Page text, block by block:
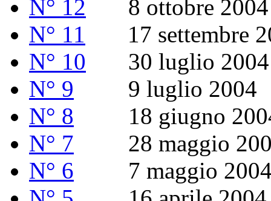
N° 12 8 ottobre 2004
N° 11 17 settembre
N° 10 30 luglio 2004
N° 9 9 luglio 2004
N° 8 18 giugno
N° 7 28 maggio
N° 6 7 maggio